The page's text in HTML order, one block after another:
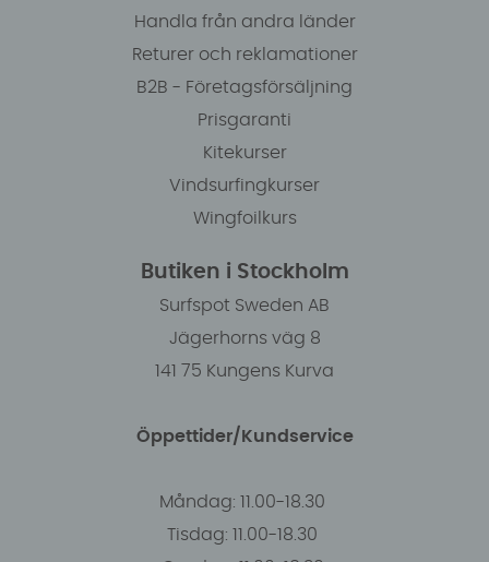
Handla från andra länder
Returer och reklamationer
B2B - Företagsförsäljning
Prisgaranti
Kitekurser
Vindsurfingkurser
Wingfoilkurs
Butiken i Stockholm
Surfspot Sweden AB
Jägerhorns väg 8
141 75 Kungens Kurva
Öppettider/Kundservice
Måndag: 11.00-18.30
Tisdag: 11.00-18.30